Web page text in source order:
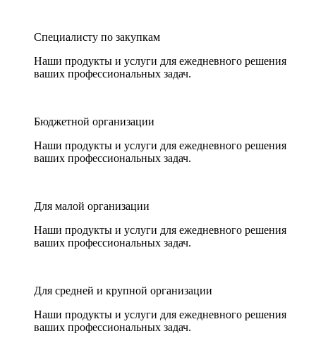
Специалисту по закупкам
Наши продукты и услуги для ежедневного решения
ваших профессиональных задач.
Бюджетной организации
Наши продукты и услуги для ежедневного решения
ваших профессиональных задач.
Для малой организации
Наши продукты и услуги для ежедневного решения
ваших профессиональных задач.
Для средней и крупной организации
Наши продукты и услуги для ежедневного решения
ваших профессиональных задач.